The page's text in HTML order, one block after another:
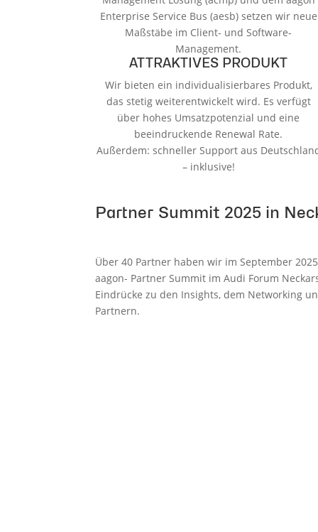
Enterprise Service Bus (aesb) setzen wir neue
Maßstäbe im Client- und Software-
Management.
ATTRAKTIVES PRODUKT
Wir bieten ein individualisierbares Produkt,
das stetig weiterentwickelt wird. Es verfügt
über hohes Umsatzpotenzial und eine
beeindruckende Renewal Rate.
Außerdem: schneller Support aus
– inklusive!
Partner Summit 2025 in
Über 40 Partner haben wir im September
aagon- Partner Summit im Audi Forum
Eindrücke zu den Insights, dem Networking
Partnern.